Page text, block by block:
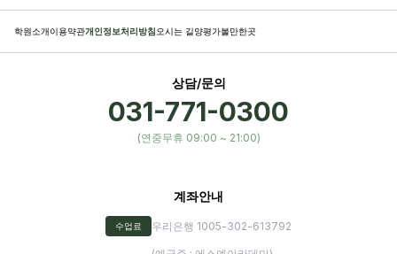
학원소개이용약관개인정보처리방침오시는 길양평가볼만한곳
상담/문의
031-771-0300
(연중무휴 09:00 ~ 21:00)
계좌안내
수업료 우리은행 1005-302-613792